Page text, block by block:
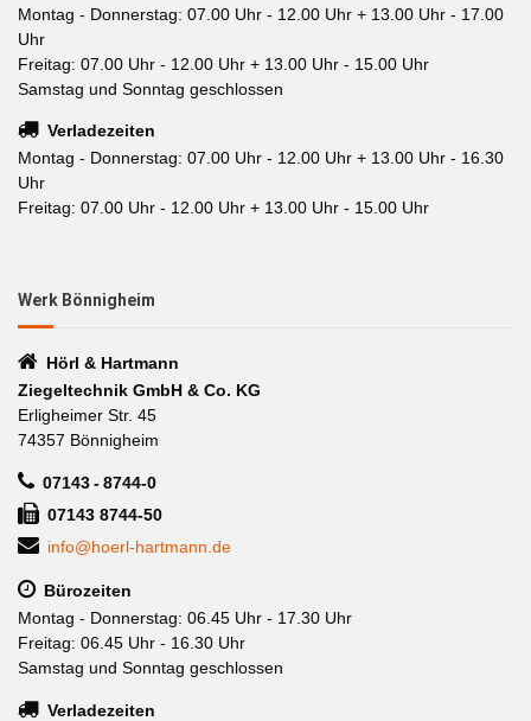
Montag - Donnerstag: 07.00 Uhr - 12.00 Uhr + 13.00 Uhr - 17.00
Uhr
Freitag: 07.00 Uhr - 12.00 Uhr + 13.00 Uhr - 15.00 Uhr
Samstag und Sonntag geschlossen
Verladezeiten
Montag - Donnerstag: 07.00 Uhr - 12.00 Uhr + 13.00 Uhr - 16.30
Uhr
Freitag: 07.00 Uhr - 12.00 Uhr + 13.00 Uhr - 15.00 Uhr
Werk Bönnigheim
Hörl & Hartmann
Ziegeltechnik GmbH & Co. KG
Erligheimer Str. 45
74357 Bönnigheim
07143 - 8744-0
07143 8744-50
info@hoerl-hartmann.de
Bürozeiten
Montag - Donnerstag: 06.45 Uhr - 17.30 Uhr
Freitag: 06.45 Uhr - 16.30 Uhr
Samstag und Sonntag geschlossen
Verladezeiten